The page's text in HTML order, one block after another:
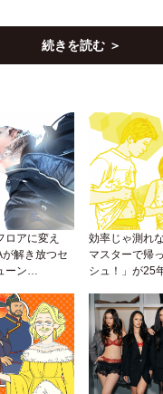
続きを読む ＞
ロアに変え
解き放つセ
ーン
効率じゃ測れ
マスターで帰
シュ！」が25